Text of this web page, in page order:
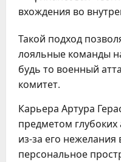
вхождения во
Такой подход
лояльные команды
будь то военный
комитет.
Карьера Артура
предметом
из-за его нежелания
персональное